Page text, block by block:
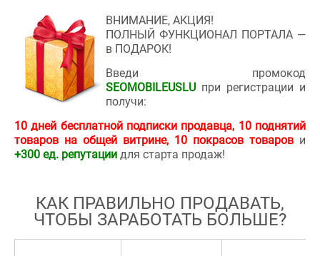
ВНИМАНИЕ, АКЦИЯ!
ПОЛНЫЙ ФУНКЦИОНАЛ ПОРТАЛА —
в ПОДАРОК!
Введи промокод
SEOMOBILEUSLU при регистрации и
получи:
10 дней бесплатной подписки продавца, 10 поднятий
товаров на общей витрине, 10 покрасов товаров и
+300 ед. репутации для старта продаж!
КАК ПРАВИЛЬНО ПРОДАВАТЬ,
ЧТОБЫ ЗАРАБОТАТЬ БОЛЬШЕ?